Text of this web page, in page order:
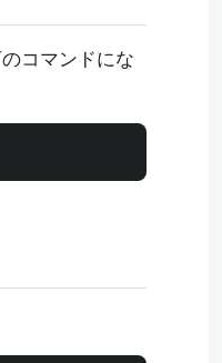
コマンドにな